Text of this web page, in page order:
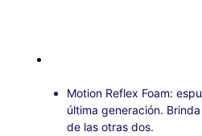
Motion Reflex Foam:
última generación.
de las otras dos.